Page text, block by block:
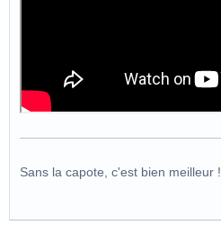
Sans la capote, c'est bien meilleur !